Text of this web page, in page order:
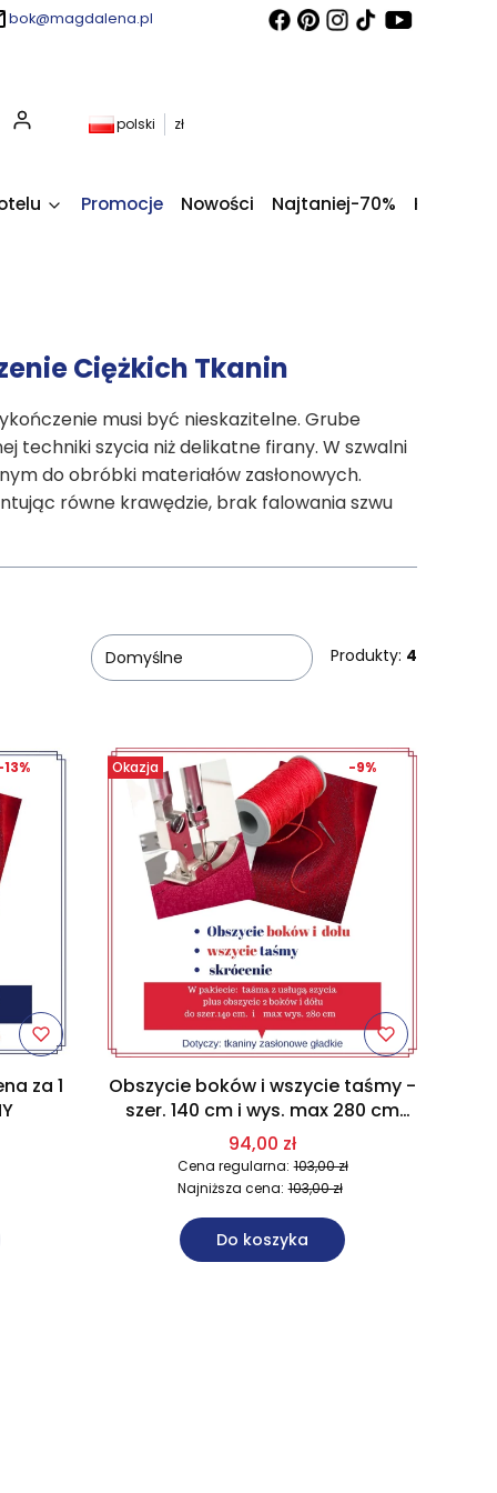
bok@magdalena.pl
Produkty w koszyku: 0. Zobacz szczegóły
polski zł
Promocje Nowości Najtaniej-70% Kupony
Ciężkich Tkanin
musi być nieskazitelne. Grube
techniki szycia niż delikatne firany. W szwalni
do obróbki materiałów zasłonowych.
równe krawędzie, brak falowania szwu
Domyślne Produkty: 4
za 1
Okazja
Obszycie boków i wszycie taśmy -
szer. 140 cm i wys. max 280 cm
TKANINY ZASŁONOWE METRAŻ
94,00 zł
Cena regularna: 103,00 zł
-9%
Najniższa cena: 103,00 zł
Do koszyka